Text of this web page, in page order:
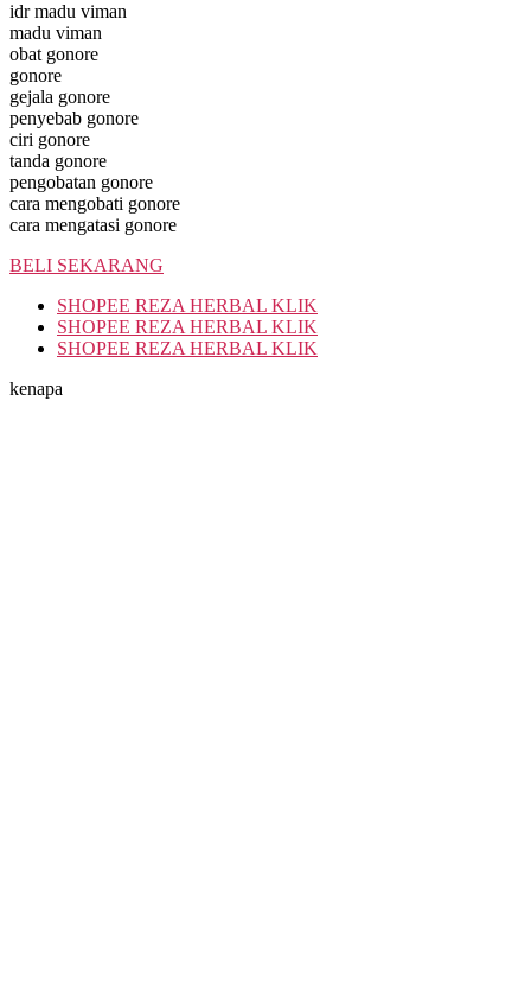
idr madu viman
madu viman
obat gonore
gonore
gejala gonore
penyebab gonore
ciri gonore
tanda gonore
pengobatan gonore
cara mengobati gonore
cara mengatasi gonore
BELI SEKARANG
SHOPEE REZA HERBAL KLIK
SHOPEE REZA HERBAL KLIK
SHOPEE REZA HERBAL KLIK
kenapa